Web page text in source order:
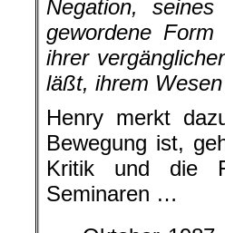
Negation,
gewordene
ihrer
läßt, ihrem
Henry merkt
Bewegung ist,
Kritik und die
Seminaren …